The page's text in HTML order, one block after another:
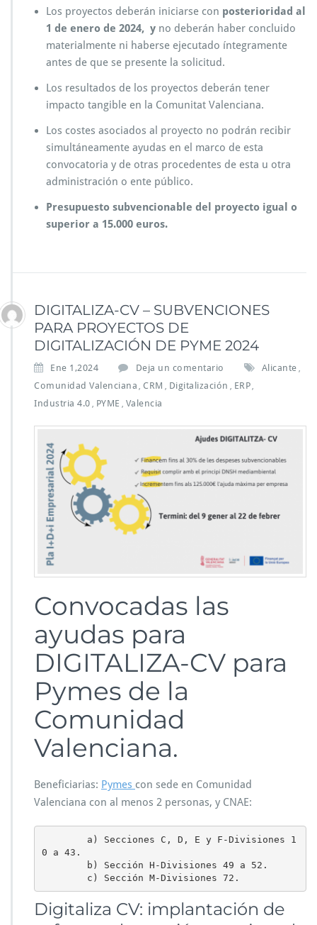
Los proyectos deberán iniciarse con posterioridad al
1 de enero de 2024, y no deberán haber concluido
materialmente ni haberse ejecutado íntegramente
antes de que se presente la solicitud.
Los resultados de los proyectos deberán tener
impacto tangible en la Comunitat Valenciana.
Los costes asociados al proyecto no podrán recibir
simultáneamente ayudas en el marco de esta
convocatoria y de otras procedentes de esta u otra
administración o ente público.
Presupuesto subvencionable del proyecto igual o
superior a 15.000 euros.
DIGITALIZA-CV – SUBVENCIONES
PARA PROYECTOS DE
DIGITALIZACIÓN DE PYME 2024
Ene 1,2024 Deja un comentario Alicante
Comunidad Valenciana CRM Digitalización ERP
Industria 4.0 PYME Valencia
Convocadas las
ayudas para
DIGITALIZA-CV para
Pymes de la
Comunidad
Valenciana.
Beneficiarias: Pymes con sede en Comunidad
Valenciana con al menos 2 personas, y CNAE:
0 a 43.
        c) Sección M-Divisiones 72.
Digitaliza CV: implantación de